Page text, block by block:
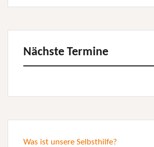
Nächste Termine
Was ist unsere Selbsthilfe?